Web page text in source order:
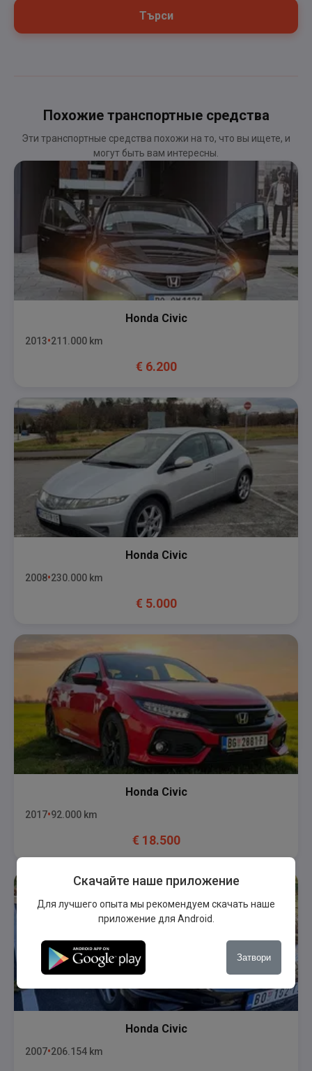
Търси
Похожие транспортные средства
Эти транспортные средства похожи на то, что вы ищете, и
могут быть вам интересны.
Honda Civic
2013 211.000 km
€ 6.200
Honda Civic
2008 230.000 km
€ 5.000
Honda Civic
2017 92.000 km
€ 18.500
Honda Civic
2007 206.154 km
Скачайте наше приложение
Для лучшего опыта мы рекомендуем скачать наше
приложение для Android.
Затвори